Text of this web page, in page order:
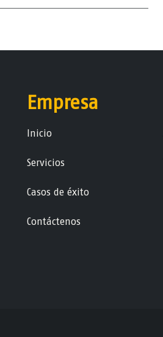
Empresa
Ini​ci​o
Servicios
Casos de éxito
Contáctenos